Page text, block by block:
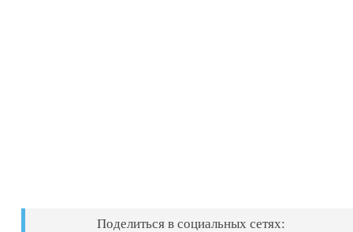
Поделиться в социальных сетях: